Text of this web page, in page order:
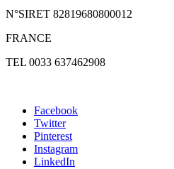
N°SIRET 82819680800012
FRANCE
TEL 0033 637462908
Facebook
Twitter
Pinterest
Instagram
LinkedIn